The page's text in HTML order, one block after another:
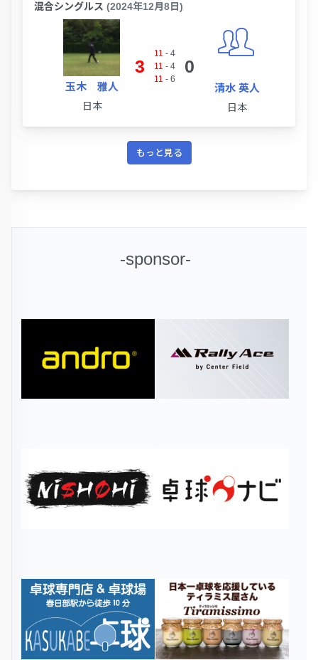
混合シングルス (2024年12月8日)
玉木 雅人
日本
3
11 - 4
11 - 4
11 - 6
0
清水 英人
日本
もっと見る
-sponsor-